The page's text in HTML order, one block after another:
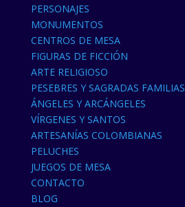
PERSONAJES
MONUMENTOS
CENTROS DE MESA
FIGURAS DE FICCIÓN
ARTE RELIGIOSO
PESEBRES Y SAGRADAS FAMILIAS
ÁNGELES Y ARCÁNGELES
VÍRGENES Y SANTOS
ARTESANÍAS COLOMBIANAS
PELUCHES
JUEGOS DE MESA
CONTACTO
BLOG